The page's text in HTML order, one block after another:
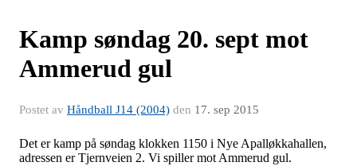
Kamp søndag 20. sept mot
Ammerud gul
Postet av Håndball J14 (2004) den 17. sep 2015
Det er kamp på søndag klokken 1150 i Nye Apalløkkahallen,
adressen er Tjernveien 2. Vi spiller mot Ammerud gul.